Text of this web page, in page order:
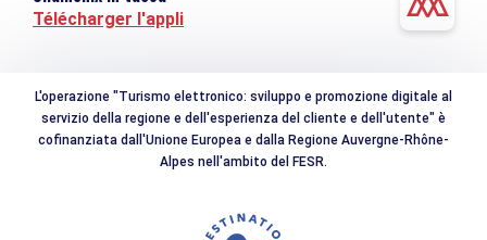
Télécharger l'appli
L'operazione "Turismo elettronico: sviluppo e promozione digitale al
servizio della regione e dell'esperienza del cliente e dell'utente" è
cofinanziata dall'Unione Europea e dalla Regione Auvergne-Rhône-
Alpes nell'ambito del FESR.